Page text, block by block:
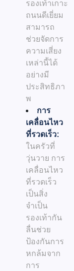
รองเท้าเกาะ
ถนนดีเยี่ยม
สามารถ
ช่วยจัดการ
ความเสี่ยง
เหล่านี้ได้
อย่างมี
ประสิทธิภา
พ
การ
เคลื่อนไหว
ที่รวดเร็ว:
ในครัวที่
วุ่นวาย การ
เคลื่อนไหว
ที่รวดเร็ว
เป็นสิ่ง
จำเป็น
รองเท้ากัน
ลื่นช่วย
ป้องกันการ
หกล้มจาก
การ